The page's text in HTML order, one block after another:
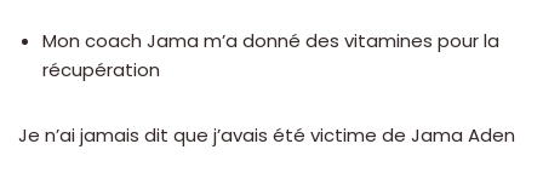
Mon coach Jama m’a donné des vitamines pour la
récupération
Je n’ai jamais dit que j’avais été victime de Jama Aden